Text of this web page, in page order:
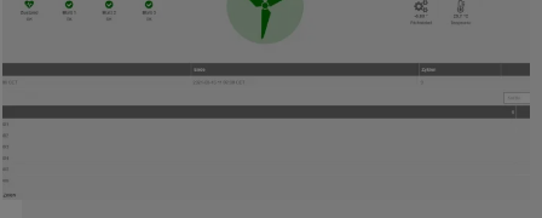
Industria
Soluzioni
moderne
e
Misura
Weidmüller